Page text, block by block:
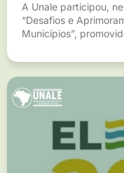
A Unale participou,
“Desafios e
Municípios”,